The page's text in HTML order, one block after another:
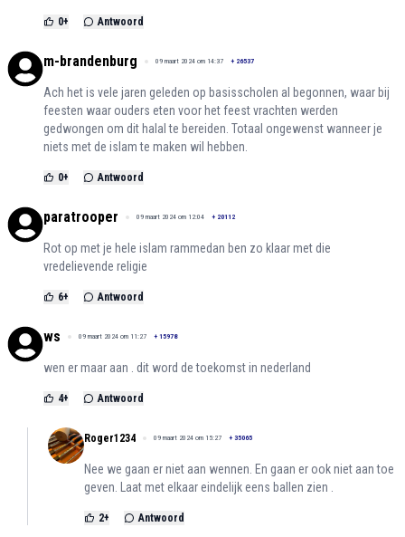
0+ Antwoord
m-brandenburg 09 maart 2024 om 14:37 + 26537
Ach het is vele jaren geleden op basisscholen al begonnen, waar bij
feesten waar ouders eten voor het feest vrachten werden
gedwongen om dit halal te bereiden. Totaal ongewenst wanneer je
niets met de islam te maken wil hebben.
0+ Antwoord
paratrooper 09 maart 2024 om 12:04 + 20112
Rot op met je hele islam rammedan ben zo klaar met die
vredelievende religie
6+ Antwoord
ws 09 maart 2024 om 11:27 + 15978
wen er maar aan . dit word de toekomst in nederland
4+ Antwoord
Roger1234 09 maart 2024 om 15:27 + 35065
Nee we gaan er niet aan wennen. En gaan er ook niet aan toe
geven. Laat met elkaar eindelijk eens ballen zien .
2+ Antwoord